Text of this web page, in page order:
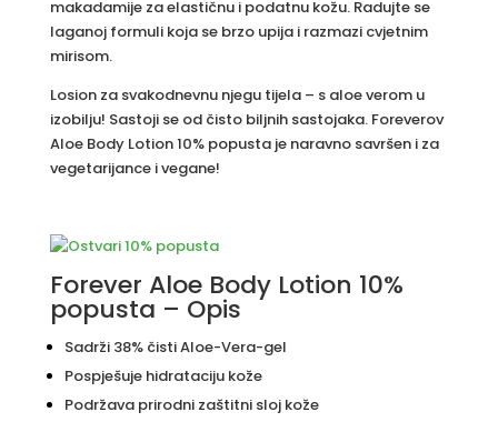
makadamije za elastičnu i podatnu kožu. Radujte se
laganoj formuli koja se brzo upija i razmazi cvjetnim
mirisom.
Losion za svakodnevnu njegu tijela – s aloe verom u
izobilju! Sastoji se od čisto biljnih sastojaka. Foreverov
Aloe Body Lotion 10% popusta je naravno savršen i za
vegetarijance i vegane!
Forever Aloe Body Lotion 10%
popusta – Opis
Sadrži 38% čisti Aloe-Vera-gel
Pospješuje hidrataciju kože
Podržava prirodni zaštitni sloj kože